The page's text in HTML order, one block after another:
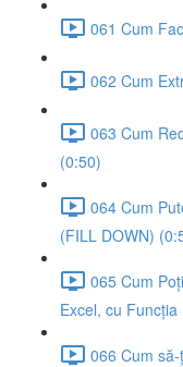
061 Cum
062 Cum
063 Cum
(0:50)
064 Cum
(FILL DOWN)
065 Cum
Excel, cu
066 Cum